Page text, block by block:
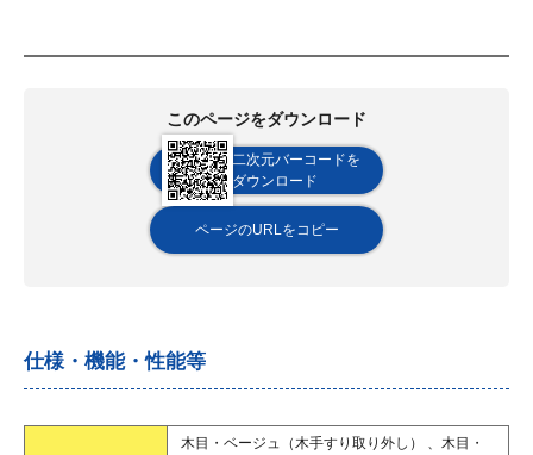
このページをダウンロード
二次元バーコードを
ダウンロード
ページのURLをコピー
仕様・機能・性能等
木目・ベージュ（木手すり取り外し） 、木目・